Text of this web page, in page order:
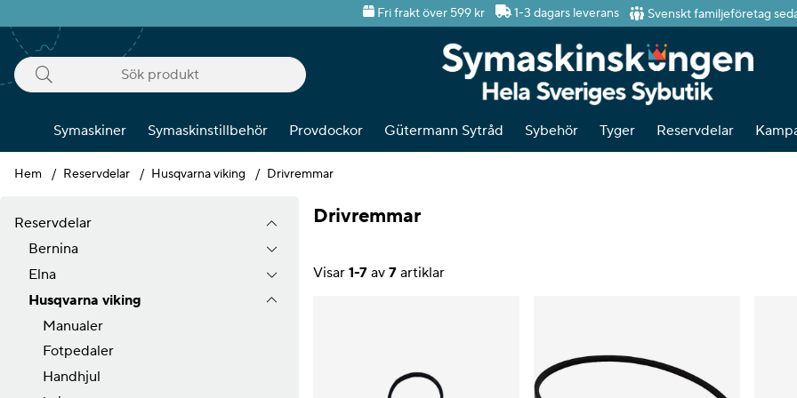
Fri frakt över 599 kr 1-3 dagars leverans Svenskt familjeföretag
Symaskiner Symaskinstillbehör Provdockor Gütermann Sytråd Sybehör Tyger Reservdelar
Hem Reservdelar Husqvarna viking Drivremmar
Reservdelar
Bernina
Elna
Husqvarna viking
Manualer
Fotpedaler
Handhjul
Drivremmar
Visar 1-7 av 7 artiklar